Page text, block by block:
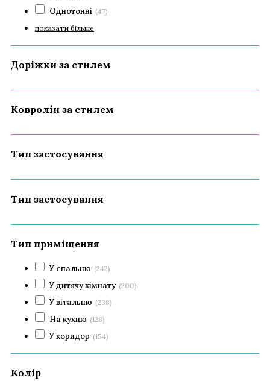
Однотонні (47)
показати більше
Доріжки за стилем
Ковролін за стилем
Тип застосування
Тип застосування
Тип приміщення
У спальню (242)
У дитячу кімнату (200)
У вітальню (238)
На кухню (128)
У коридор (154)
Колір